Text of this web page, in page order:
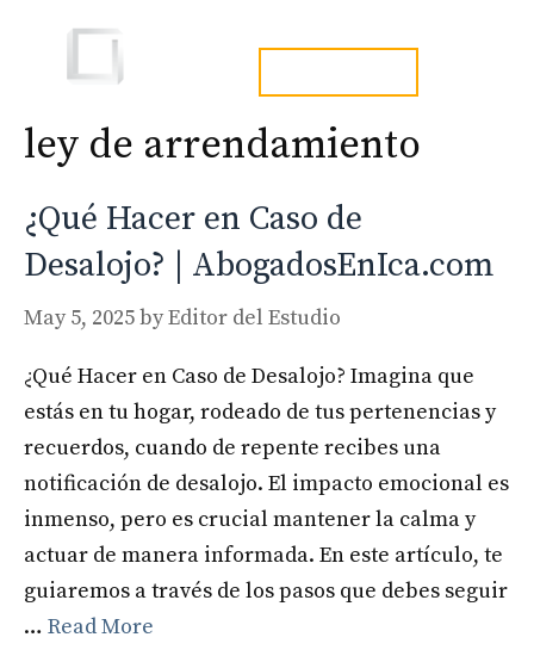
content
ley de arrendamiento
¿Qué Hacer en Caso de
Desalojo? | AbogadosEnIca.com
May 5, 2025byEditor del Estudio
¿Qué Hacer en Caso de Desalojo? Imagina que
estás en tu hogar, rodeado de tus pertenencias y
recuerdos, cuando de repente recibes una
notificación de desalojo. El impacto emocional es
inmenso, pero es crucial mantener la calma y
actuar de manera informada. En este artículo, te
guiaremos a través de los pasos que debes seguir
… Read More